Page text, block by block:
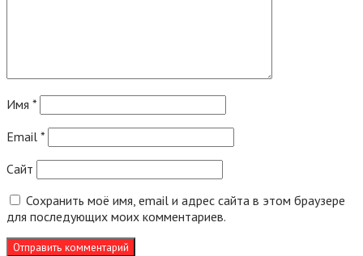
Имя *
Email *
Сайт
Сохранить моё имя, email и адрес сайта в этом браузере
для последующих моих комментариев.